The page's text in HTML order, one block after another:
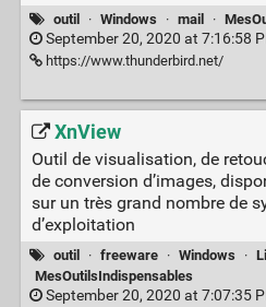
outil · Windows · mail ·
September 20, 2020 at 7:16:58
https://www.thunderbird.net/
XnView
Outil de visualisation, de
de conversion d’images,
sur un très grand nombre de
d’exploitation
outil · freeware · Windows ·
MesOutilsIndispensables
September 20, 2020 at 7:07:35